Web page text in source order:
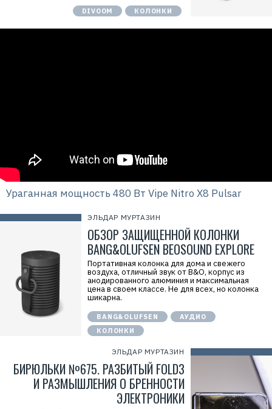
DIVOOM КОЛОНКИ
ЭЛЬДАР МУРТАЗИН
ОБЗОР ЗАЩИЩЕННОЙ КОЛОНКИ
BANG&OLUFSEN BEOSOUND EXPLORE
Портативная колонка для дома и свежего
воздуха, отличный звук от B&O, корпус из
анодированного алюминия и максимальная
цена в своем классе. Не для всех, но колонка
шикарна.
BANG&OLUFSEN
АУДИО
КОЛОНКИ
ЭЛЬДАР МУРТАЗИН
БИРЮЛЬКИ №675. РАЗБИТЫЙ FOLD3
И РАЗМЫШЛЕНИЯ О БРЕННОСТИ
ЭЛЕКТРОНИКИ
Ураганная мощность 480 Вт Vipe Nitro X8 Pulsar